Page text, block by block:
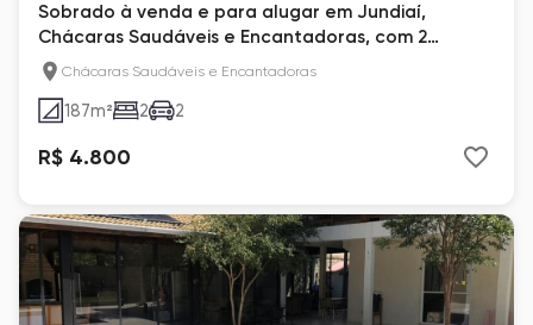
Sobrado à venda e para alugar em Jundiaí,
Chácaras Saudáveis e Encantadoras, com 2
quartos
Chácaras Saudáveis e Encantadoras
187m² 2 2
R$ 4.800